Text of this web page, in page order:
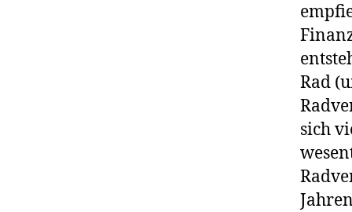
Rad
sich